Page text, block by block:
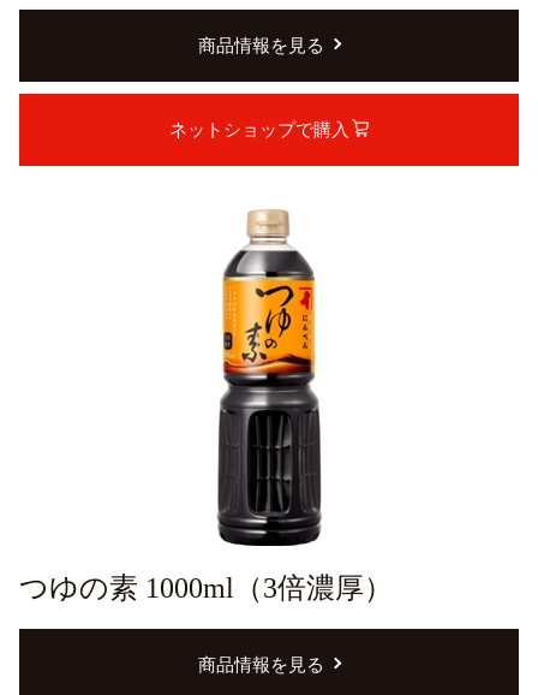
商品情報を見る
ネットショップで購入
つゆの素 1000ml（3倍濃厚）
商品情報を見る